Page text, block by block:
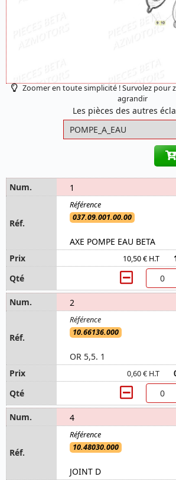
Zoomer en toute simplicité ! Survolez pour
agrandir
Les pièces des autres
1
037.09.001.00.00
AXE POMPE EAU BETA
10,50 € H.T
2
10.66136.000
OR 5,5. 1
0,60 € H.T
4
10.48030.000
JOINT D